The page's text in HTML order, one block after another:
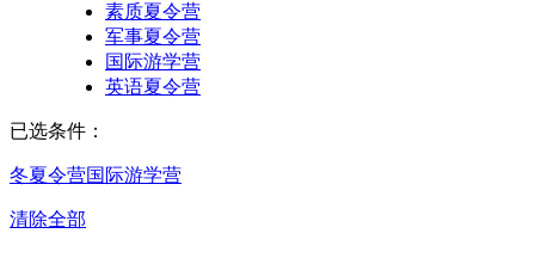
素质夏令营
军事夏令营
国际游学营
英语夏令营
已选条件：
冬夏令营国际游学营
清除全部